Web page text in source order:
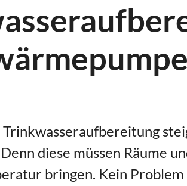
diese müssen Räume
bringen. Kein